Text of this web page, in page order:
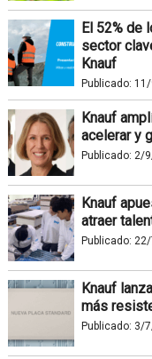
El 52% de
sector
Knauf
Publicado:
Knauf
acelerar y
Publicado: 2/
Knauf
atraer
Publicado:
Knauf
más
Publicado: 3/